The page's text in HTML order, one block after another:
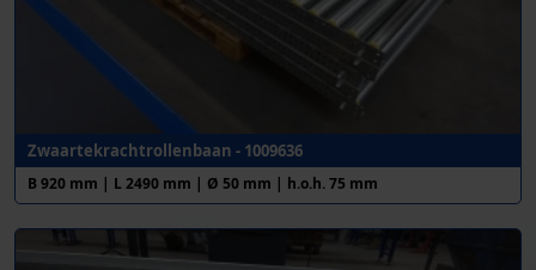
Zwaartekrachtrollenbaan - 1009636
B 920 mm | L 2490 mm | Ø 50 mm | h.o.h. 75 mm